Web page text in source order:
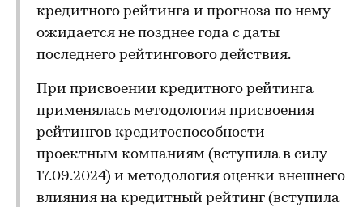
кредитного рейтинга и прогноза по нему
ожидается не позднее года с даты
последнего рейтингового действия.
При присвоении кредитного рейтинга
применялась методология присвоения
рейтингов кредитоспособности
проектным компаниям (вступила в силу
17.09.2024) и методология оценки внешнего
влияния на кредитный рейтинг (вступила